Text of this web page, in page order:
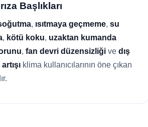
Başlıkları
, ısıtmaya geçmeme, su
, kötü koku, uzaktan kumanda
, fan devri düzensizliği ve dış
klima kullanıcılarının öne çıkan